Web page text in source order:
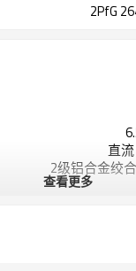
2PfG
直
2级铝合金绞
查看更多